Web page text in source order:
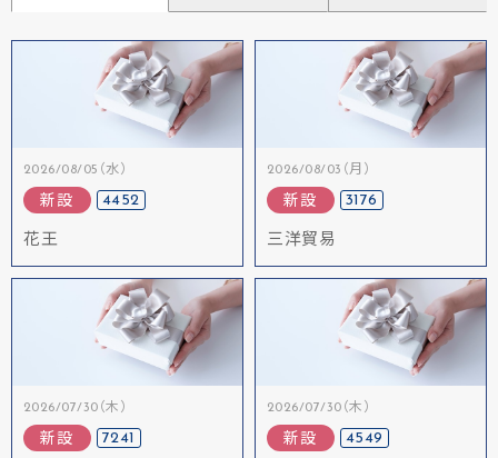
2026/08/05（水）
新設 4452
花王
2026/08/03（月）
新設 3176
三洋貿易
2026/07/30（木）
新設 7241
2026/07/30（木）
新設 4549